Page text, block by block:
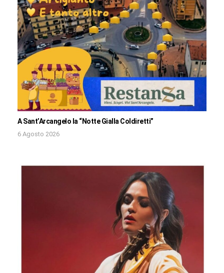
A Sant’Arcangelo la “Notte Gialla Coldiretti”
6 Agosto 2026